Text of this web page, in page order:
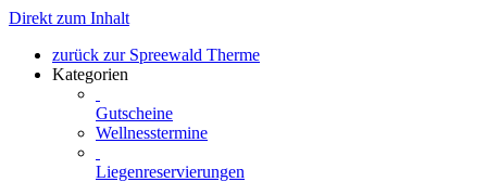
Direkt zum Inhalt
zurück zur Spreewald Therme
Kategorien
Gutscheine
Wellnesstermine
Liegenreservierungen